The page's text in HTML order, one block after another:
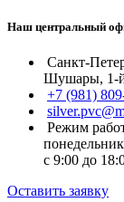
Наш центральный
Санкт-
Шушары, 1-й
+7 (981)
Режим
с 9:00 до
Оставить заявку